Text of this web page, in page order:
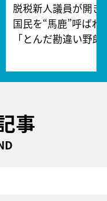
脱税新人議員が開
国民を“馬鹿”呼ばわ
「とんだ勘違い野
事